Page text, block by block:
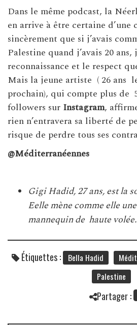
Dans le même podcast, la
en arrive à être certaine d’une
sincèrement que si j’avais
Palestine quand j’avais 20 ans,
reconnaissance et le respect
Mais la jeune artiste ( 26 ans
prochain), qui compte plus de
followers sur Instagram,
rien n’entravera sa liberté de
risque de perdre tous ses
@Méditerranéennes
Gigi Hadid, 27 ans, est la
Eelle mène comme elle
mannequin de haute volée.
Étiquettes : Bella Hadid
Palestine
Partager :